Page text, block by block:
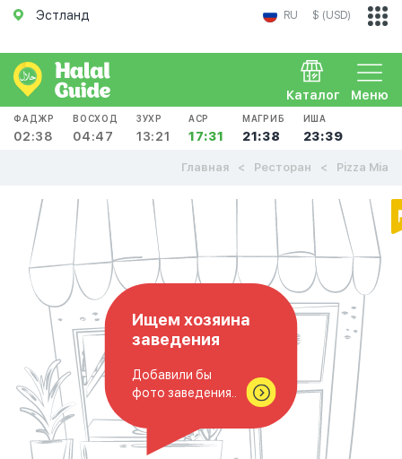
Эстланд RU $ (USD)
Меню
Каталог
ФАДЖР
02:38
ВОСХОД
04:47
ЗУХР
13:21
АСР
17:31
МАГРИБ
21:38
ИША
23:39
Главная Ресторан Pizza Mia
Ищем хозяина
заведения
Добавили бы
фото заведения..